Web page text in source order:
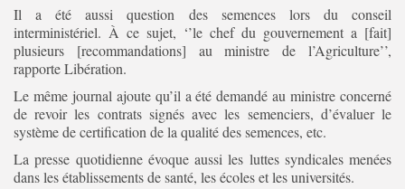
Il a été aussi question des semences lors du conseil
interministériel. À ce sujet, ‘’le chef du gouvernement a [fait]
plusieurs [recommandations] au ministre de l’Agriculture’’,
rapporte Libération.
Le même journal ajoute qu’il a été demandé au ministre concerné
de revoir les contrats signés avec les semenciers, d’évaluer le
système de certification de la qualité des semences, etc.
La presse quotidienne évoque aussi les luttes syndicales menées
dans les établissements de santé, les écoles et les universités.